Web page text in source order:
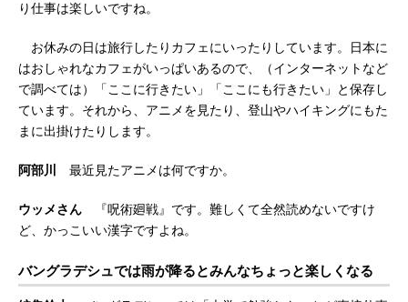
り仕事は楽しいですね。
お休みの日は旅行したりカフェにいったりしています。日本に
はおしゃれなカフェがいっぱいあるので、（インターネットなど
で調べては）「ここに行きたい」「ここにも行きたい」と保存し
ています。それから、アニメを見たり、登山やハイキングにもた
まに出掛けたりします。
阿部川 最近見たアニメは何ですか。
ウッメさん 『呪術廻戦』です。難しくて全然読めないですけ
ど、かっこいい漢字ですよね。
バングラデシュでは雨が降るとみんなちょっと楽しくなる